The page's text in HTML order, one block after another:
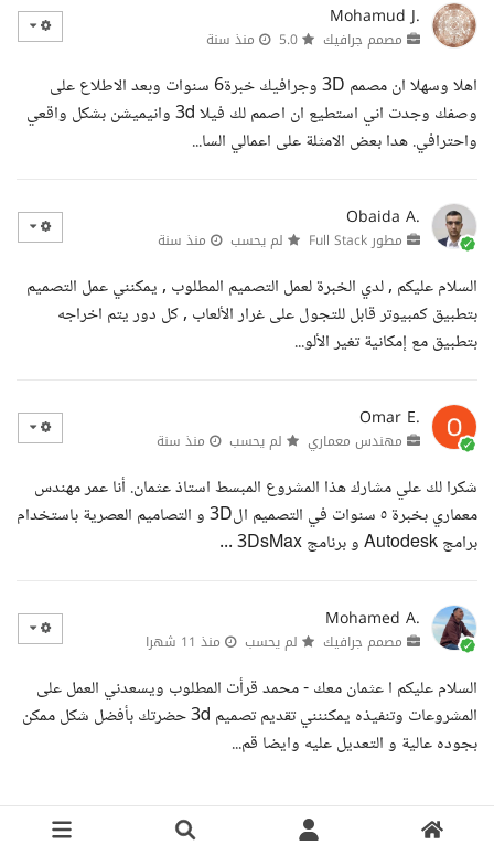
Mohamud J.
مصمم جرافيك منذ سنة
اهلا وسهلا ان مصمم 3D وجرافيك خبرة6 سنوات وبعد الاطلاع على
وصفك وجدت اني استطيع ان اصمم لك فيلا 3d وانيميشن بشكل واقعي
واحترافي. هدا بعض الامثلة على اعمالي السا...
Obaida A.
مطور Full Stack لم يحسب منذ سنة
السلام عليكم , لدي الخبرة لعمل التصميم المطلوب , يمكنني عمل التصميم
بتطبيق كمبيوتر قابل للتجول على غرار الألعاب , كل دور يتم اخراجه
بتطبيق مع إمكانية تغير الألو...
Omar E.
مهندس معماري لم يحسب منذ سنة
شكرا لك علي مشارك هذا المشروع المبسط استاذ عثمان. أنا عمر مهندس
معماري بخبرة ٥ سنوات في التصميم ال3D و التصاميم العصرية باستخدام
برامج Autodesk و برنامج 3DsMax ...
Mohamed A.
مصمم جرافيك لم يحسب منذ 11 شهرا
السلام عليكم ا عثمان معك - محمد قرأت المطلوب ويسعدني العمل على
المشروعات وتنفيذه يمكننني تقديم تصميم 3d حضرتك بأفضل شكل ممكن
بجوده عالية و التعديل عليه وايضا قم...